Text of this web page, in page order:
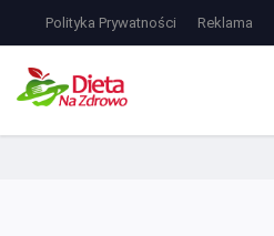
Polityka Prywatności Reklama